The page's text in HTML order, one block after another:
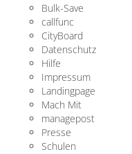
Bulk-Save
callfunc
CityBoard
Datenschutz
Hilfe
Impressum
Landingpage
Mach Mit
managepost
Presse
Schulen